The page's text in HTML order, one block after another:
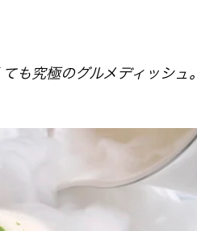
も究極のグルメディッシュ。